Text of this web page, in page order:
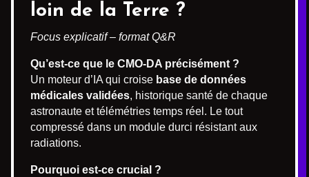
loin de la Terre ?
Focus explicatif – format Q&R
Qu’est-ce que le CMO-DA précisément ?
Un moteur d’IA qui croise base de données
médicales validées, historique santé de chaque
astronaute et télémétries temps réel. Le tout
compressé dans un module durci résistant aux
radiations.
Pourquoi est-ce crucial ?